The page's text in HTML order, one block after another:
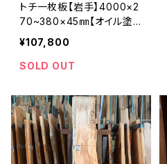
トチ一枚板【岩手】4000×2
70~380×45㎜【オイル塗
装 仕上げ済み】
¥107,800
SOLD OUT